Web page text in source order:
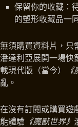
保留你的收藏：
的塑形收藏品一
無須購買資料片，只
潘達利亞展開一場快
載現代版（當今）
亂。
在沒有訂閱或購買遊
能體驗 《魔獸世界》